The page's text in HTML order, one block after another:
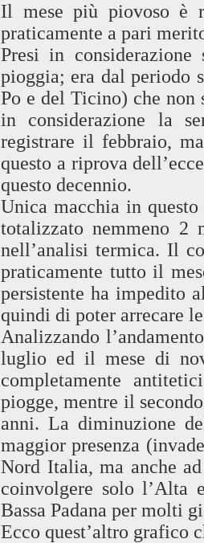
Il mese più piovoso è
praticamente a pari
Presi in
pioggia; era dal periodo
Po e del Ticino) che non
in considerazione la
registrare il febbraio,
questo a riprova
questo decennio.
Unica macchia in
totalizzato nemmeno 2
nell’analisi termica. Il
praticamente tutto il
persistente ha impedito
quindi di poter arrecare
Analizzando
luglio ed il mese di
completamente
piogge, mentre il
anni. La diminuzione
maggior presenza
Nord Italia, ma anche
coinvolgere solo l’Alta
Bassa Padana per molti
Ecco quest’altro grafico